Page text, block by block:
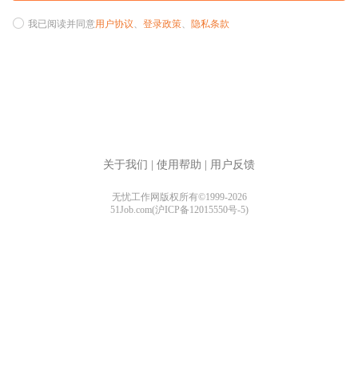
我已阅读并同意用户协议、 登录政策、 隐私条款
关于我们 使用帮助 用户反馈
无忧工作网版权所有©1999-2026
51Job.com(沪ICP备12015550号-5)